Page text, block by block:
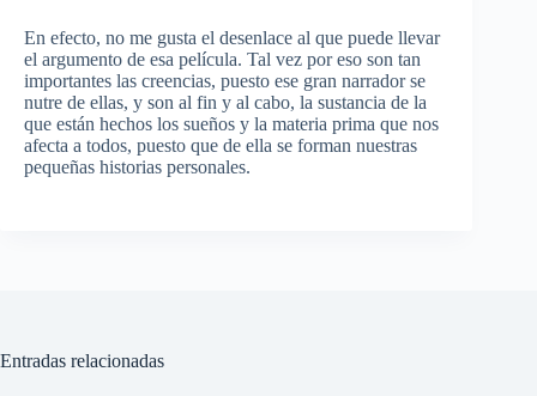
En efecto, no me gusta el desenlace al que puede llevar
el argumento de esa película. Tal vez por eso son tan
importantes las creencias, puesto ese gran narrador se
nutre de ellas, y son al fin y al cabo, la sustancia de la
que están hechos los sueños y la materia prima que nos
afecta a todos, puesto que de ella se forman nuestras
pequeñas historias personales.
Entradas relacionadas